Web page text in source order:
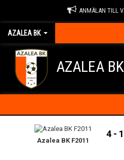
ANMÄLAN TILL
AZALEA BK
AZALEA BK
Azalea BK F2011
4 - 1